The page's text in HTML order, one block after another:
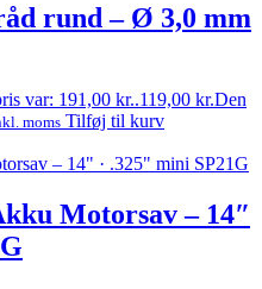
rund – Ø 3,0 mm
var: 191,00 kr..119,00 kr.Den
moms Tilføj til kurv
Motorsav – 14″